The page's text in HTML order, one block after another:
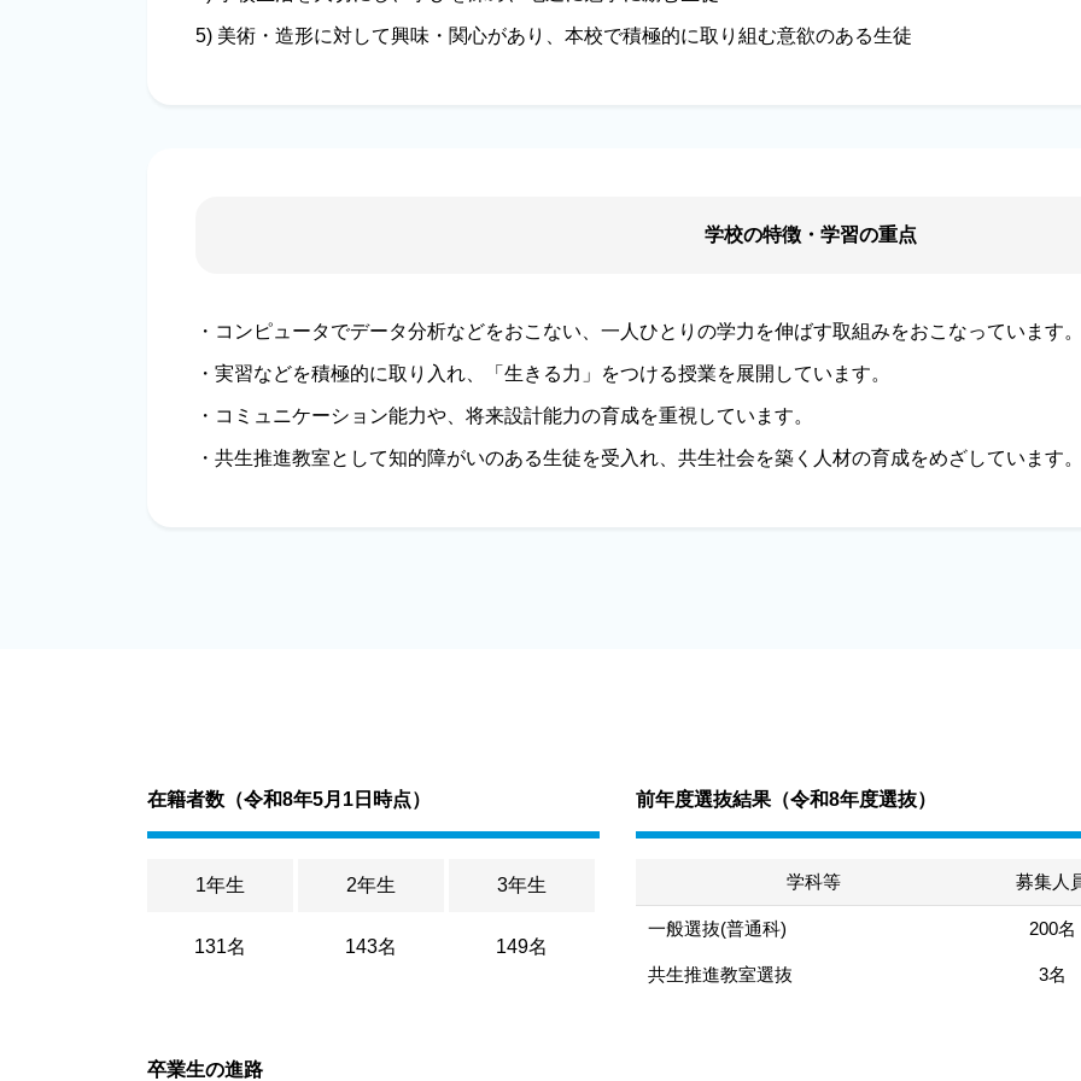
5) 美術・造形に対して興味・関心があり、本校で積極的に取り組む意欲のある生徒
学校の特徴・学習の重点
・コンピュータでデータ分析などをおこない、一人ひとりの学力を伸ばす取組みをおこなっています
・実習などを積極的に取り入れ、「生きる力」をつける授業を展開しています。
・コミュニケーション能力や、将来設計能力の育成を重視しています。
・共生推進教室として知的障がいのある生徒を受入れ、共生社会を築く人材の育成をめざしています
在籍者数（令和8年5月1日時点）
1年生
131名
2年生
143名
3年生
149名
前年度選抜結果（令和8年度選抜）
学科等 募集人
一般選抜(普通科) 200名
共生推進教室選抜 3名
卒業生の進路